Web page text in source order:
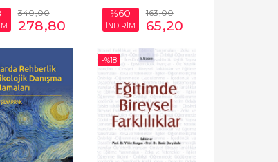
340,00
278,80
%60
İNDİRİM
163,00
65,20
-%18